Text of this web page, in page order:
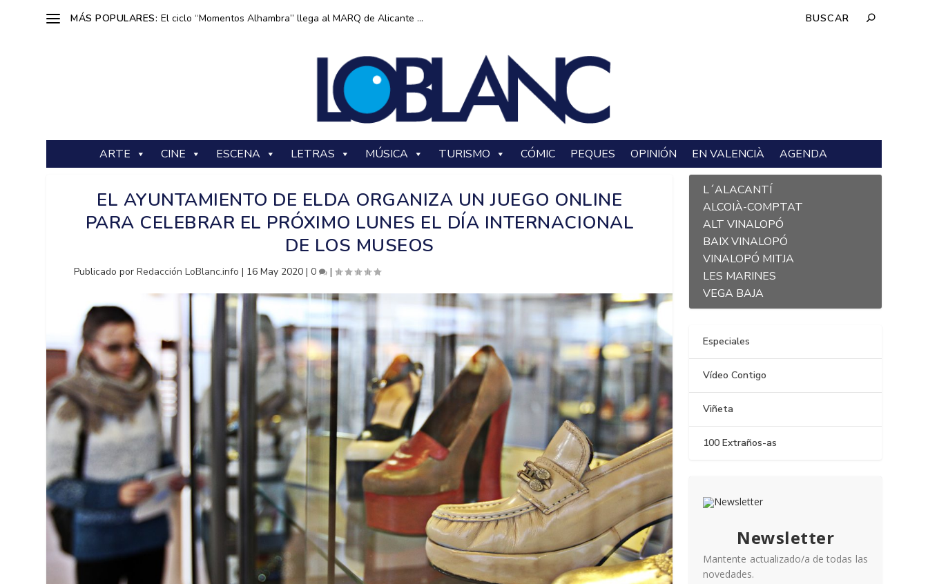
MÁS POPULARES: El ciclo “Momentos Alhambra” llega al MARQ de Alicante ...
ARTE CINE ESCENA LETRAS MÚSICA TURISMO CÓMIC PEQUES OPINIÓN EN VALENCIÀ AGENDA
EL AYUNTAMIENTO DE ELDA ORGANIZA UN JUEGO ONLINE
PARA CELEBRAR EL PRÓXIMO LUNES EL DÍA INTERNACIONAL
DE LOS MUSEOS
Publicado porRedacción LoBlanc.info | 16 May 2020 |0 |
L´ALACANTÍ
ALCOIÀ-COMPTAT
ALT VINALOPÓ
BAIX VINALOPÓ
VINALOPÓ MITJA
LES MARINES
VEGA BAJA
Especiales
Vídeo Contigo
Viñeta
100 Extraños-as
Newsletter
Mantente actualizado/a de todas las
novedades.